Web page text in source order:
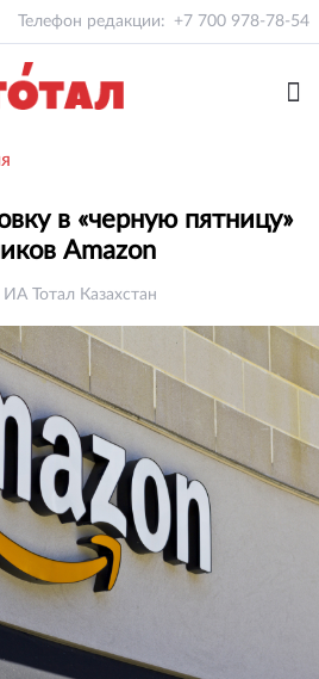
Телефон редакции: +7 700 978-78-54
в «черную пятницу»
Amazon
ИА Тотал Казахстан